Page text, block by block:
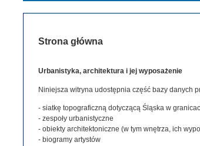
Strona główna
Urbanistyka, architektura i jej wyposażenie
Niniejsza witryna udostępnia część bazy danych
- siatkę topograficzną dotyczącą Śląska w
- zespoły urbanistyczne
- obiekty architektoniczne (w tym wnętrza, ich
- biogramy artystów